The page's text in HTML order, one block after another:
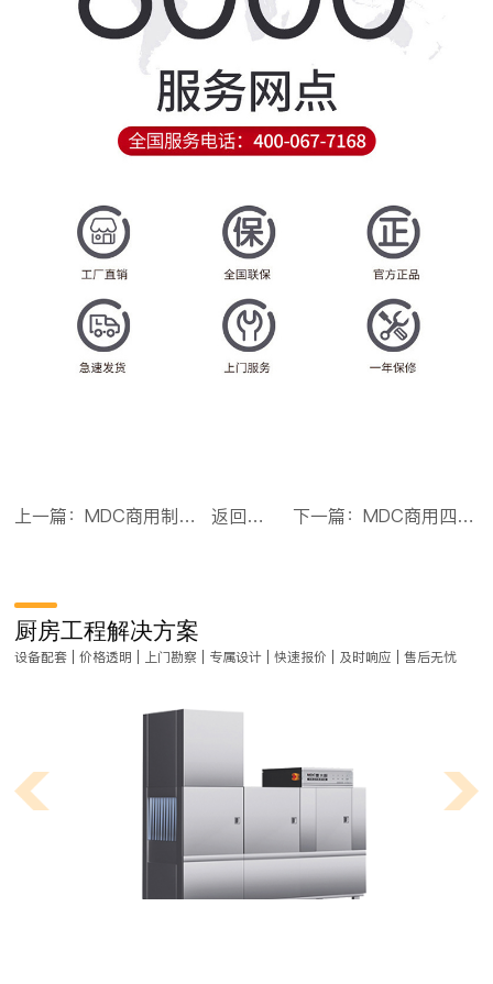
上一篇：MDC商用制冰机分体水冷款方冰机260冰格 返回目录 下一篇：MDC商用四六门冰柜风冷无霜冷藏冷冻款6门冰柜
厨房工程解决方案
设备配套 | 价格透明 | 上门勘察 | 专属设计 | 快速报价 | 及时响应 | 售后无忧